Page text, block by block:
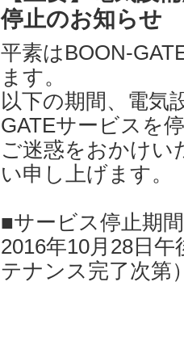
停止のお知らせ
平素はBOON-
ます。
以下の期間、電気
GATEサービスを
ご迷惑をおかけい
い申し上げます。
■サービス停止期間
2016年10月28日
テナンス完了次第